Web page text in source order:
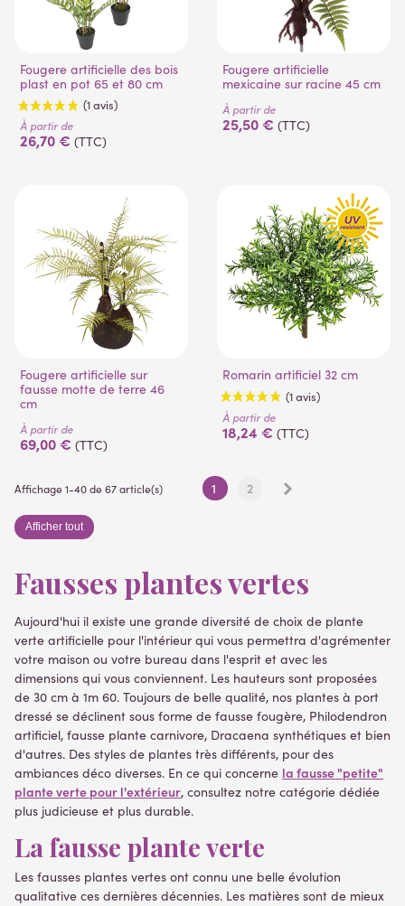
(1 avis)
Fougere artificielle des bois
plast en pot 65 et 80 cm
(1 avis)
À partir de
26,70 € (TTC)
Fougere artificielle
mexicaine sur racine 45 cm
À partir de
25,50 € (TTC)
Fougere artificielle sur
fausse motte de terre 46
cm
À partir de
69,00 € (TTC)
Romarin artificiel 32 cm
À partir de
18,24 € (TTC)
Affichage 1-40 de 67 article(s) 1 2
Afficher tout
Fausses plantes vertes
Aujourd'hui il existe une grande diversité de choix de plante
verte artificielle pour l'intérieur qui vous permettra d'agrémenter
votre maison ou votre bureau dans l'esprit et avec les
dimensions qui vous conviennent. Les hauteurs sont proposées
de 30 cm à 1m 60. Toujours de belle qualité, nos plantes à port
dressé se déclinent sous forme de fausse fougère, Philodendron
artificiel, fausse plante carnivore, Dracaena synthétiques et bien
d'autres. Des styles de plantes très différents, pour des
ambiances déco diverses. En ce qui concerne la fausse "petite"
plante verte pour l'extérieur, consultez notre catégorie dédiée
plus judicieuse et plus durable.
La fausse plante verte
Les fausses plantes vertes ont connu une belle évolution
qualitative ces dernières décennies. Les matières sont de mieux